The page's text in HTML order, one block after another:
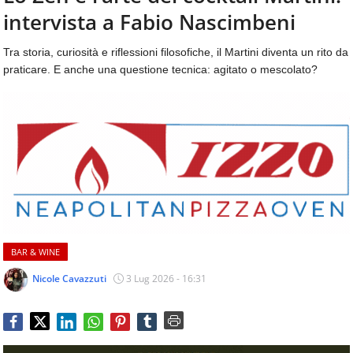
aggiornamenti
quotidiani
temi
come
food
&
beverage,
catering
e
articoli
sul
mondo
dell'alimentazione,
dei
fuoricasa,
CONTATTI
intervista a Fabio Nascimbeni
Tra storia, curiosità e riflessioni filosofiche, il Martini diventa un rito da
praticare. E anche una questione tecnica: agitato o mescolato?
BAR & WINE
Nicole Cavazzuti 3 Lug 2026 - 16:31